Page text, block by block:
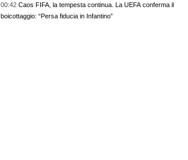
00:42 Caos FIFA, la tempesta continua. La UEFA conferma il
boicottaggio: “Persa fiducia in Infantino”